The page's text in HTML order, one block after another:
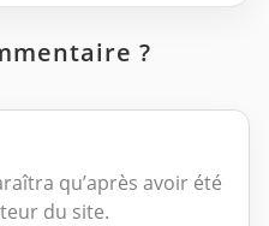
?
qu’après avoir été
du site.